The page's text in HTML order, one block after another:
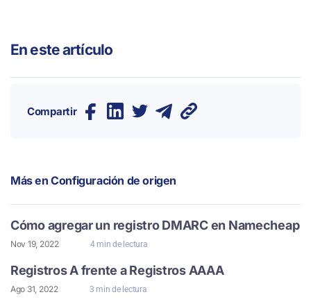
En este artículo
Compartir
Más enConfiguración de origen
Cómo agregar un registro DMARC en Namecheap
Nov 19, 2022 4 min de lectura
Registros A frente a Registros AAAA
Ago 31, 2022 3 min de lectura